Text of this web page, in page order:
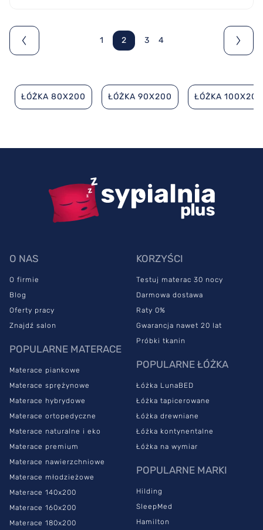
1 2 3 4
ŁÓŻKA 80X200 ŁÓŻKA 90X200 ŁÓŻKA 100X200
O NAS
O firmie
Blog
Oferty pracy
Znajdź salon
POPULARNE MATERACE
Materace piankowe
Materace sprężynowe
Materace hybrydowe
Materace ortopedyczne
Materace naturalne i eko
Materace premium
Materace nawierzchniowe
Materace młodzieżowe
Materace 140x200
Materace 160x200
Materace 180x200
KORZYŚCI
Testuj materac 30 nocy
Darmowa dostawa
Raty 0%
Gwarancja nawet 20 lat
Próbki tkanin
POPULARNE ŁÓŻKA
Łóżka LunaBED
Łóżka tapicerowane
Łóżka drewniane
Łóżka kontynentalne
Łóżka na wymiar
POPULARNE MARKI
Hilding
SleepMed
Hamilton